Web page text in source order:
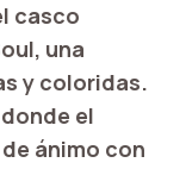
casco
una
y coloridas.
el
ánimo con